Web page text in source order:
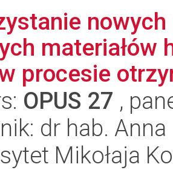
materiałów
procesie
OPUS 27 ,
dr hab.
Mikołaja